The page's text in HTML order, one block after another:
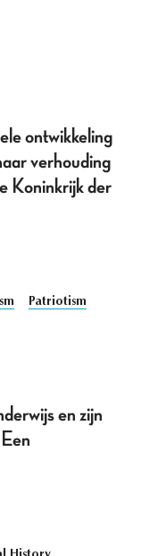
ontwikkeling
verhouding
Koninkrijk der
Patriotism
en zijn